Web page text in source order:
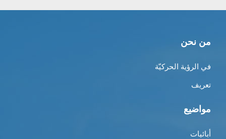
من نحن
في الرؤية الحركيّة
تعريف
مواضيع
أبائيات